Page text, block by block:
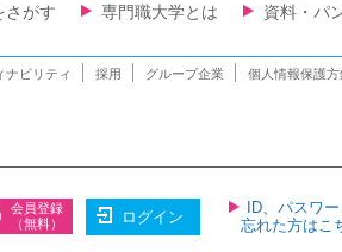
さがす 専門職大学とは 資料・パ
ナビリティ 採用 グループ企業 個人情報保護方
会員登録
（無料）
ログイン
ID、パスワ
忘れた方はこ